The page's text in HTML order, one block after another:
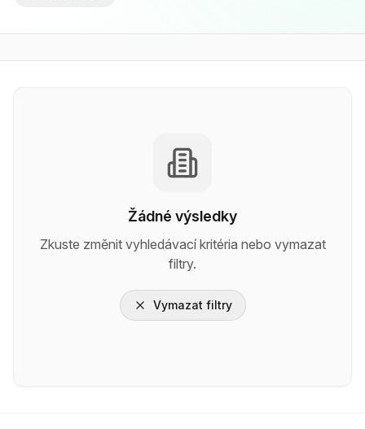
Žádné výsledky
Zkuste změnit vyhledávací kritéria nebo vymazat
filtry.
Vymazat filtry